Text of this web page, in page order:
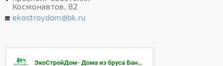
Космонавтов, 82
ekostroydom@bk.ru